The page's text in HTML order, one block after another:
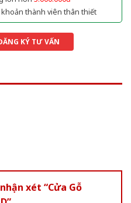
thành viên thân thiết
KÝ TƯ VẤN
xét “Cửa Gỗ